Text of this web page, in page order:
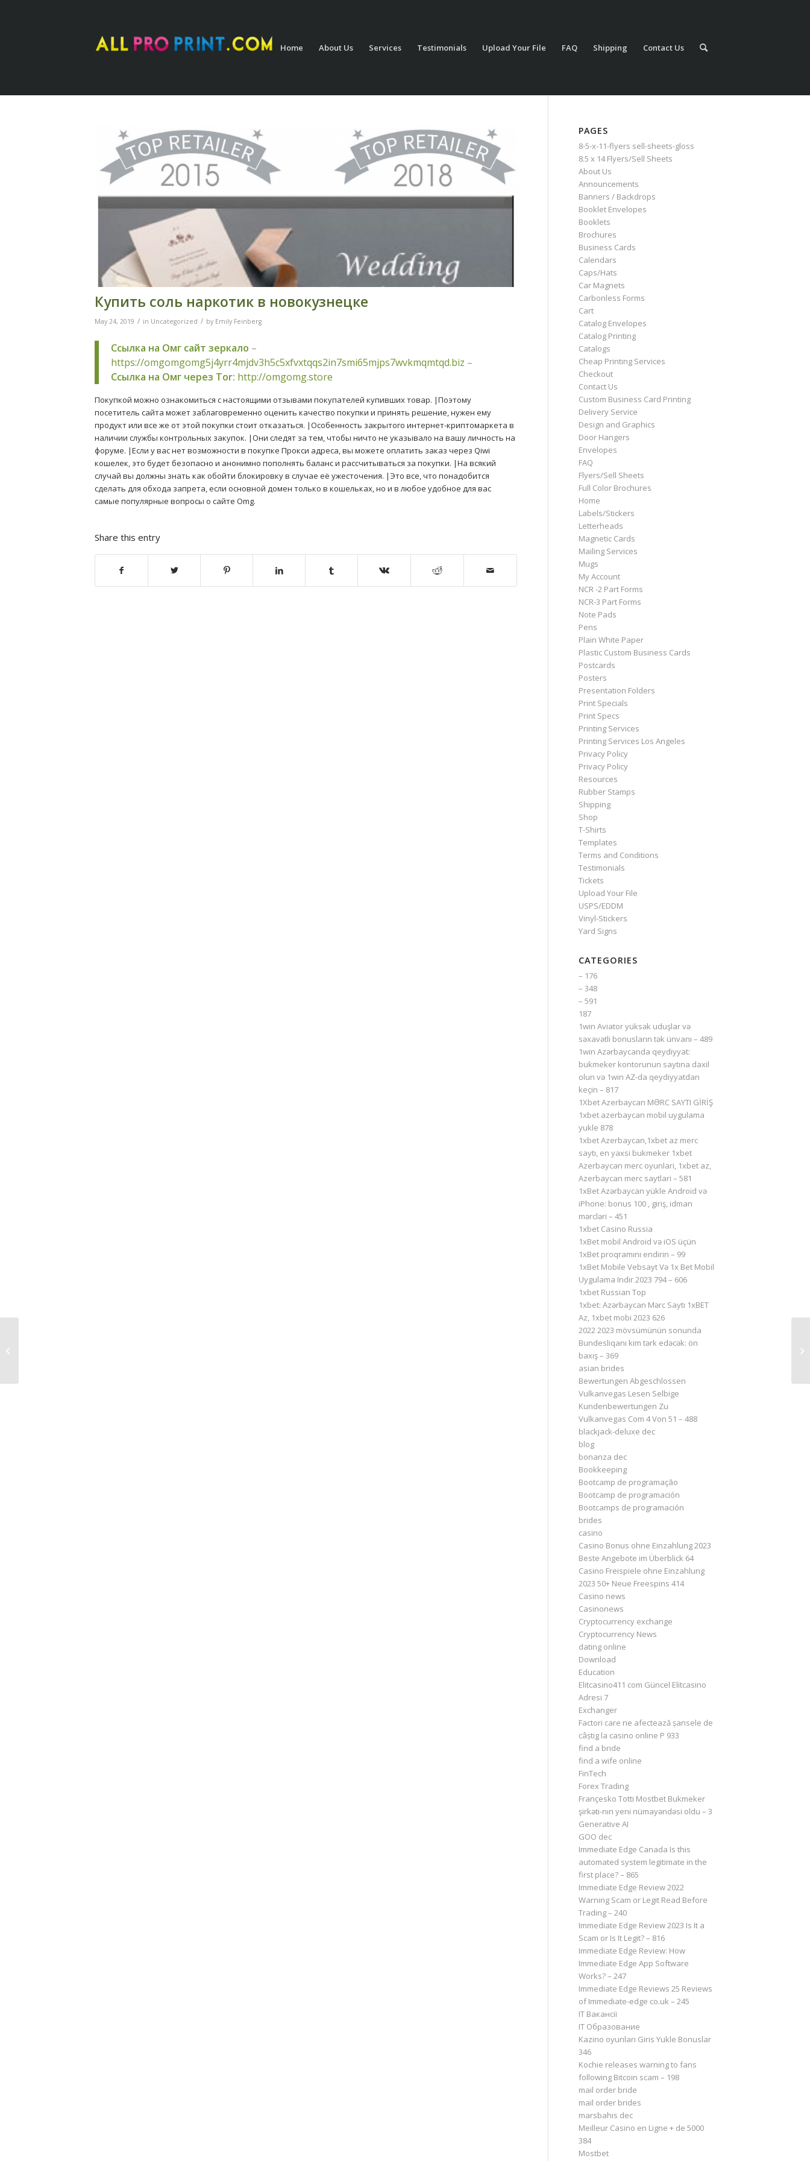
Home About Us Services Testimonials Upload Your File FAQ Shipping Contact Us
Купить соль наркотик в новокузнецке
May 24, 2019 / in Uncategorized / by Emily Feinberg
Ссылка на Омг сайт зеркало –
https://omgomgomg5j4yrr4mjdv3h5c5xfvxtqqs2in7smi65mjps7wvkmqmtqd.biz –
Ссылка на Омг через Tor: http://omgomg.store
Покупкой можно ознакомиться с настоящими отзывами покупателей купивших товар. |Поэтому
посетитель сайта может заблаговременно оценить качество покупки и принять решение, нужен ему
продукт или все же от этой покупки стоит отказаться. |Особенность закрытого интернет-криптомаркета в
наличии службы контрольных закупок. |Они следят за тем, чтобы ничто не указывало на вашу личность на
форуме. |Если у вас нет возможности в покупке Прокси адреса, вы можете оплатить заказ через Qiwi
кошелек, это будет безопасно и анонимно пополнять баланс и рассчитываться за покупки. |На всякий
случай вы должны знать как обойти блокировку в случае её ужесточения. |Это все, что понадобится
сделать для обхода запрета, если основной домен только в кошельках, но и в любое удобное для вас
самые популярные вопросы о сайте Omg.
Share this entry
PAGES
8-5-x-11-flyers sell-sheets-gloss
8.5 x 14 Flyers/Sell Sheets
About Us
Announcements
Banners / Backdrops
Booklet Envelopes
Booklets
Brochures
Business Cards
Calendars
Caps/Hats
Car Magnets
Carbonless Forms
Cart
Catalog Envelopes
Catalog Printing
Catalogs
Cheap Printing Services
Checkout
Contact Us
Custom Business Card Printing
Delivery Service
Design and Graphics
Door Hangers
Envelopes
FAQ
Flyers/Sell Sheets
Full Color Brochures
Home
Labels/Stickers
Letterheads
Magnetic Cards
Mailing Services
Mugs
My Account
NCR -2 Part Forms
NCR-3 Part Forms
Note Pads
Pens
Plain White Paper
Plastic Custom Business Cards
Postcards
Posters
Presentation Folders
Print Specials
Print Specs
Printing Services
Printing Services Los Angeles
Privacy Policy
Privacy Policy
Resources
Rubber Stamps
Shipping
Shop
T-Shirts
Templates
Terms and Conditions
Testimonials
Tickets
Upload Your File
USPS/EDDM
Vinyl-Stickers
Yard Signs
CATEGORIES
– 176
– 348
– 591
187
1win Aviator yüksək uduşlar və
səxavətli bonusların tək ünvanı – 489
1win Azərbaycanda qeydiyyat:
bukmeker kontorunun saytına daxil
olun və 1win AZ-da qeydiyyatdan
keçin – 817
1Xbet Azerbaycan MƏRC SAYTI GİRİŞ
1xbet azerbaycan mobil uygulama
yukle 878
1xbet Azerbaycan,1xbet az merc
saytı, en yaxsi bukmeker 1xbet
Azerbaycan merc oyunlari, 1xbet az,
Azerbaycan merc saytlari – 581
1xBet Azərbaycan yükle Android və
iPhone: bonus 100 , giriş, idman
mərcləri – 451
1xbet Casino Russia
1xBet mobil Android və iOS üçün
1xBet proqramını endirin – 99
1xBet Mobile Vebsayt Və 1x Bet Mobil
Uygulama Indir 2023 794 – 606
1xbet Russian Top
1xbet: Azərbaycan Mərc Saytı 1xBET
Az, 1xbet mobi 2023 626
2022 2023 mövsümünün sonunda
Bundesliqanı kim tərk edəcək: ön
baxış – 369
asian brides
Bewertungen Abgeschlossen
Vulkanvegas Lesen Selbige
Kundenbewertungen Zu
Vulkanvegas Com 4 Von 51 – 488
blackjack-deluxe dec
blog
bonanza dec
Bookkeeping
Bootcamp de programação
Bootcamp de programación
Bootcamps de programación
brides
casino
Casino Bonus ohne Einzahlung 2023 ️
Beste Angebote im Überblick 64
Casino Freispiele ohne Einzahlung
2023 50+ Neue Freespins 414
Casino news
Casinonews
Cryptocurrency exchange
Cryptocurrency News
dating online
Download
Education
Elitcasino411 com Güncel Elitcasino
Adresi 7
Exchanger
Factori care ne afectează șansele de
câștig la casino online P 933
find a bride
find a wife online
FinTech
Forex Trading
Françesko Totti Mostbet Bukmeker
şirkəti-nın yeni nümayəndəsi oldu – 3
Generative AI
GOO dec
Immediate Edge Canada Is this
automated system legitimate in the
first place? – 865
Immediate Edge Review 2022
Warning Scam or Legit Read Before
Trading – 240
Immediate Edge Review 2023 Is It a
Scam or Is It Legit? – 816
Immediate Edge Review: How
Immediate Edge App Software
Works? – 247
Immediate Edge Reviews 25 Reviews
of Immediate-edge co.uk – 245
IT Вакансії
IT Образование
Kazino oyunları Giris Yukle Bonuslar
346
Kochie releases warning to fans
following Bitcoin scam – 198
mail order bride
mail order brides
marsbahis dec
Meilleur Casino en Ligne + de 5000
384
Mostbet